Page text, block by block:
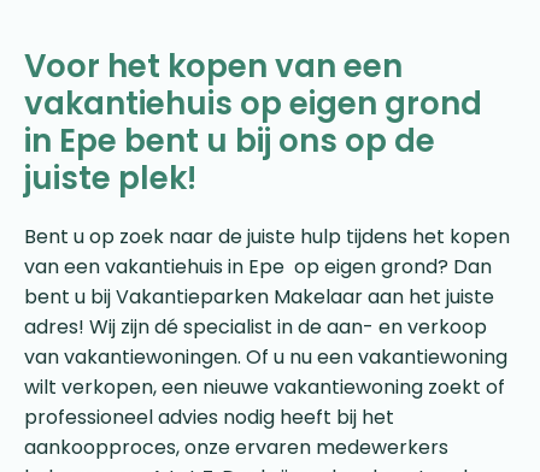
Voor het kopen van een
vakantiehuis op eigen grond
in Epe bent u bij ons op de
juiste plek!
Bent u op zoek naar de juiste hulp tijdens het kopen
van een vakantiehuis in Epe op eigen grond? Dan
bent u bij Vakantieparken Makelaar aan het juiste
adres! Wij zijn dé specialist in de aan- en verkoop
van vakantiewoningen. Of u nu een vakantiewoning
wilt verkopen, een nieuwe vakantiewoning zoekt of
professioneel advies nodig heeft bij het
aankoopproces, onze ervaren medewerkers